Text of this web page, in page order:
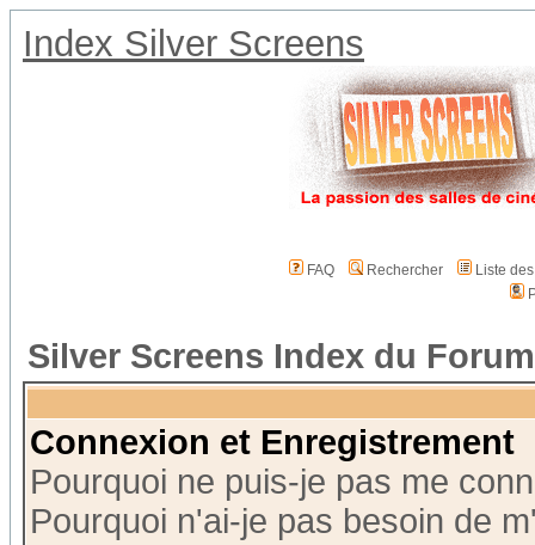
Index Silver Screens
FAQ Rechercher
Liste
Silver Screens Index du Forum
Connexion et Enregistrement
Pourquoi ne puis-je pas me
Pourquoi n'ai-je pas besoin de